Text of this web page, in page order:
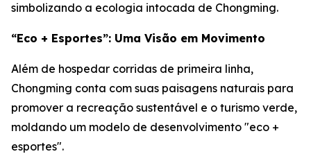
simbolizando a ecologia intocada de Chongming.
“Eco + Esportes”: Uma Visão em Movimento
Além de hospedar corridas de primeira linha,
Chongming conta com suas paisagens naturais para
promover a recreação sustentável e o turismo verde,
moldando um modelo de desenvolvimento "eco +
esportes".